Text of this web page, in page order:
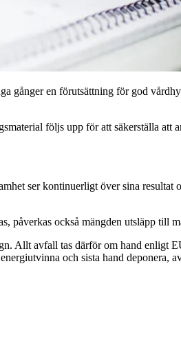
gånger en förutsättning för god
följs upp för att säkerställa att
ser kontinuerligt över sina resultat
påverkas också mängden utsläpp till
Allt avfall tas därför om hand enligt
och sista hand deponera,